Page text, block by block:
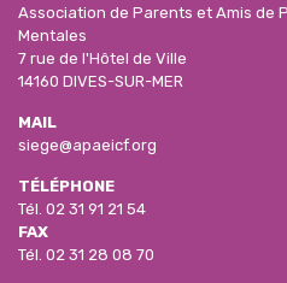
Association de Parents et Amis de
Mentales
7 rue de l'Hôtel de Ville
14160 DIVES-SUR-MER
MAIL
siege@apaeicf.org
TÉLÉPHONE
Tél. 02 31 91 21 54
FAX
Tél. 02 31 28 08 70